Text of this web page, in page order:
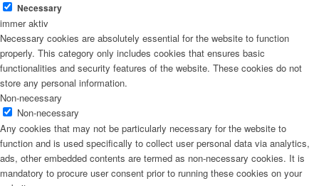
Necessary
immer aktiv
Necessary cookies are absolutely essential for the website to function
properly. This category only includes cookies that ensures basic
functionalities and security features of the website. These cookies do not
store any personal information.
Non-necessary
Non-necessary
Any cookies that may not be particularly necessary for the website to
function and is used specifically to collect user personal data via analytics,
ads, other embedded contents are termed as non-necessary cookies. It is
mandatory to procure user consent prior to running these cookies on your